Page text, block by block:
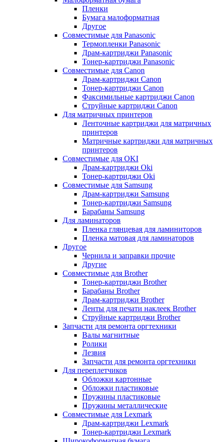
Пленки
Бумага малоформатная
Другое
Совместимые для Panasonic
Термопленки Panasonic
Драм-картриджи Panasonic
Тонер-картриджи Panasonic
Совместимые для Canon
Драм-картриджи Canon
Тонер-картриджи Canon
Факсимильные картриджи Canon
Струйные картриджи Canon
Для матричных принтеров
Ленточные картриджи для матричных
принтеров
Матричные картриджи для матричных
принтеров
Совместимые для OKI
Драм-картриджи Oki
Тонер-картриджи Oki
Совместимые для Samsung
Драм-картриджи Samsung
Тонер-картриджи Samsung
Барабаны Samsung
Для ламинаторов
Пленка глянцевая для ламиниторов
Пленка матовая для ламинаторов
Другое
Чернила и заправки прочие
Другие
Совместимые для Brother
Тонер-картриджи Brother
Барабаны Brother
Драм-картриджи Brother
Ленты для печати наклеек Brother
Струйные картриджи Brother
Запчасти для ремонта оргтехники
Валы магнитные
Ролики
Лезвия
Запчасти для ремонта оргтехники
Для переплетчиков
Обложки картонные
Обложки пластиковые
Пружины пластиковые
Пружины металлические
Совместимые для Lexmark
Драм-картриджи Lexmark
Тонер-картриджи Lexmark